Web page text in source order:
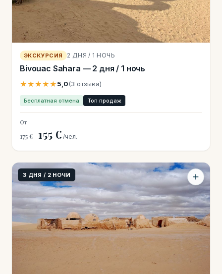
ЭКСКУРСИЯ 2 ДНЯ / 1 НОЧЬ
Bivouac Sahara — 2 дня / 1 ночь
★★★★★5,0(3 отзыва)
Бесплатная отмена Топ продаж
От
175 € 155 € /чел.
3 ДНЯ / 2 НОЧИ